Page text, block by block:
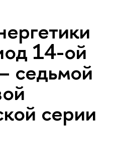
14-ой
седьмой
серии